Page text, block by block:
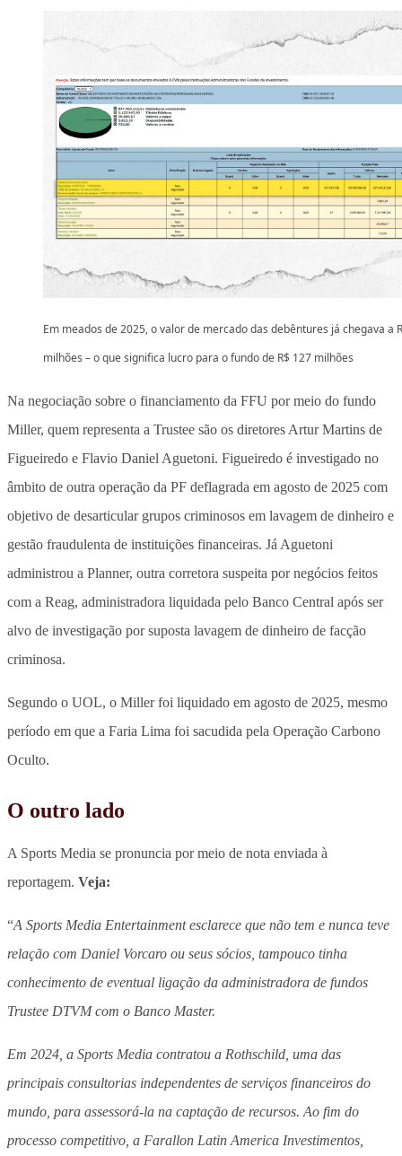
Em meados de 2025, o valor de mercado das debêntures já chegava a
milhões – o que significa lucro para o fundo de R$ 127 milhões
Na negociação sobre o financiamento da FFU por meio do fundo
Miller, quem representa a Trustee são os diretores Artur Martins de
Figueiredo e Flavio Daniel Aguetoni. Figueiredo é investigado no
âmbito de outra operação da PF deflagrada em agosto de 2025 com
objetivo de desarticular grupos criminosos em lavagem de dinheiro e
gestão fraudulenta de instituições financeiras. Já Aguetoni
administrou a Planner, outra corretora suspeita por negócios feitos
com a Reag, administradora liquidada pelo Banco Central após ser
alvo de investigação por suposta lavagem de dinheiro de facção
criminosa.
Segundo o UOL, o Miller foi liquidado em agosto de 2025, mesmo
período em que a Faria Lima foi sacudida pela Operação Carbono
Oculto.
O outro lado
A Sports Media se pronuncia por meio de nota enviada à
reportagem. Veja:
“A Sports Media Entertainment esclarece que não tem e nunca teve
relação com Daniel Vorcaro ou seus sócios, tampouco tinha
conhecimento de eventual ligação da administradora de fundos
Trustee DTVM com o Banco Master.
Em 2024, a Sports Media contratou a Rothschild, uma das
principais consultorias independentes de serviços financeiros do
mundo, para assessorá-la na captação de recursos. Ao fim do
processo competitivo, a Farallon Latin America Investimentos,